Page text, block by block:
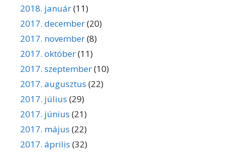
2018. január(11)
2017. december(20)
2017. november(8)
2017. október(11)
2017. szeptember(10)
2017. augusztus (22)
2017. július (29)
2017. június (21)
2017. május (22)
2017. április (32)